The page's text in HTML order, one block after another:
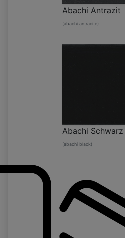
Abachi Antrazit
(abachi antracite)
Abachi Schwarz
(abachi black)